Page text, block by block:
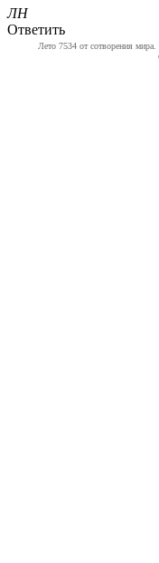
ЛН
Ответить
Лето 7534 от сотворения мира.